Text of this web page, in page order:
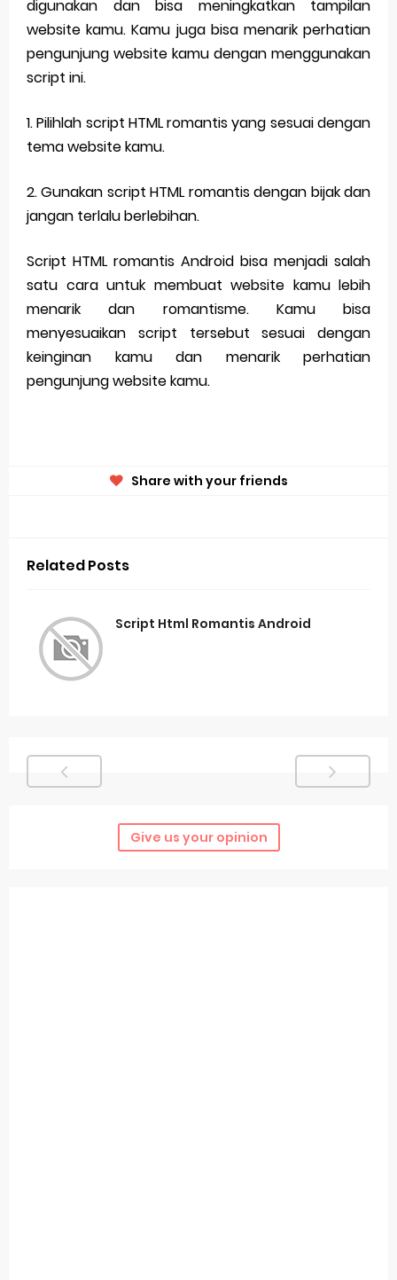
digunakan dan bisa meningkatkan tampilan
website kamu. Kamu juga bisa menarik perhatian
pengunjung website kamu dengan menggunakan
script ini.
1. Pilihlah script HTML romantis yang sesuai dengan
tema website kamu.
2. Gunakan script HTML romantis dengan bijak dan
jangan terlalu berlebihan.
Script HTML romantis Android bisa menjadi salah
satu cara untuk membuat website kamu lebih
menarik dan romantisme. Kamu bisa
menyesuaikan script tersebut sesuai dengan
keinginan kamu dan menarik perhatian
pengunjung website kamu.
Share with your friends
Related Posts
Script Html Romantis Android
Give us your opinion